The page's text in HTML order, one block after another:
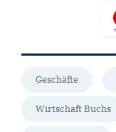
Geschäfte
Wirtschaft Buchs